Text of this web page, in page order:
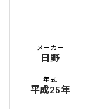
メーカー
日野
年式
平成25年